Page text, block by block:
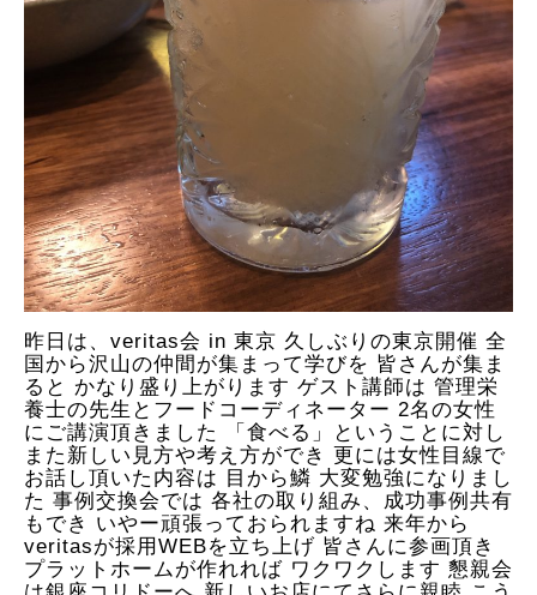
昨日は、veritas会 in 東京 久しぶりの東京開催 全
国から沢山の仲間が集まって学びを 皆さんが集ま
ると かなり盛り上がります ゲスト講師は 管理栄
養士の先生とフードコーディネーター 2名の女性
にご講演頂きました 「食べる」ということに対し
また新しい見方や考え方ができ 更には女性目線で
お話し頂いた内容は 目から鱗 大変勉強になりまし
た 事例交換会では 各社の取り組み、成功事例共有
もでき いやー頑張っておられますね 来年から
veritasが採用WEBを立ち上げ 皆さんに参画頂き
プラットホームが作れれば ワクワクします 懇親会